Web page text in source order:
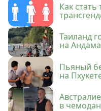
Как
Таиланд
на
Пьяный
на
в